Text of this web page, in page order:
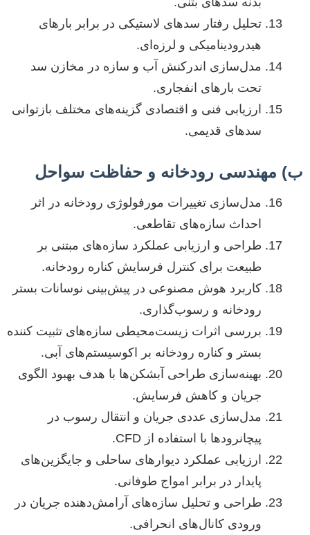
تحلیل رفتار سدهای لاستیکی در برابر بارهای
هیدرودینامیکی و لرزه‌ای.
مدل‌سازی اندرکنش آب و سازه در مخازن سد
تحت بارهای انفجاری.
ارزیابی فنی و اقتصادی گزینه‌های مختلف بازتوانی
سدهای قدیمی.
ب) مهندسی رودخانه و حفاظت سواحل
مدل‌سازی تغییرات مورفولوژی رودخانه در اثر
احداث سازه‌های تقاطعی.
طراحی و ارزیابی عملکرد سازه‌های مبتنی بر
طبیعت برای کنترل فرسایش کناره رودخانه.
کاربرد هوش مصنوعی در پیش‌بینی نوسانات بستر
رودخانه و رسوب‌گذاری.
بررسی اثرات زیست‌محیطی سازه‌های تثبیت کننده
بستر و کناره رودخانه بر اکوسیستم‌های آبی.
بهینه‌سازی طراحی آبشکن‌ها با هدف بهبود الگوی
جریان و کاهش فرسایش.
مدل‌سازی عددی جریان و انتقال رسوب در
پیچانرودها با استفاده از CFD.
ارزیابی عملکرد دیوارهای ساحلی و جایگزین‌های
پایدار در برابر امواج طوفانی.
طراحی و تحلیل سازه‌های آرامش‌دهنده جریان در
ورودی کانال‌های انحرافی.